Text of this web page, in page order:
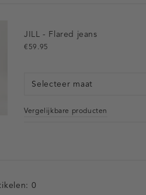
JILL - Flared jeans
€59.95
Selecteer maat
Vergelijkbare producten
0